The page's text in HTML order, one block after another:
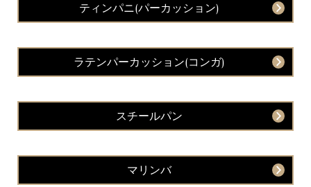
ティンパニ(パーカッション)
ラテンパーカッション(コンガ)
スチールパン
マリンバ